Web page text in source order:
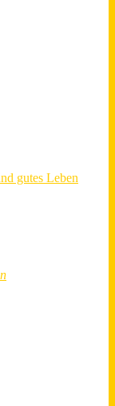
gutes Leben